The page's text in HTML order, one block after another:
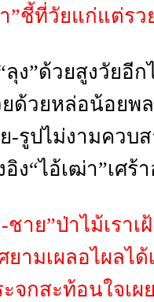
”ชี้ที่วัยแก่แต่รว
ลุง”ด้วยสูงวัยอีก
ด้วยหล่อน้อยพ
-รูปไม่งามควบ
ง“ไอ้เฒ่า”เศร้
ชาย”ป่าไม้เราเ
ยามเผลอไผลได้
ะจกสะท้อนใจเผ